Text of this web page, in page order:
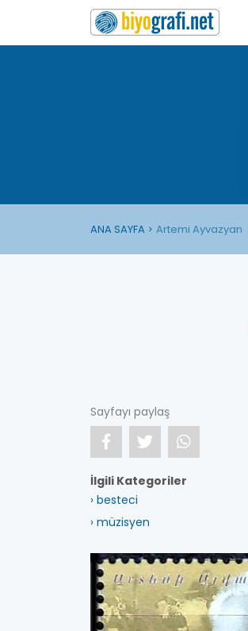
ANA SAYFA Artemi Ayvazyan
Sayfayı paylaş
İlgili Kategoriler
› besteci
› müzisyen